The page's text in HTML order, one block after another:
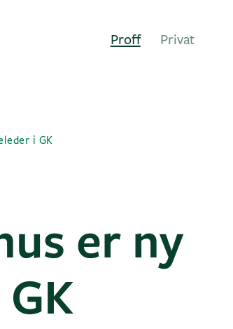
Proff Privat
i GK
er ny